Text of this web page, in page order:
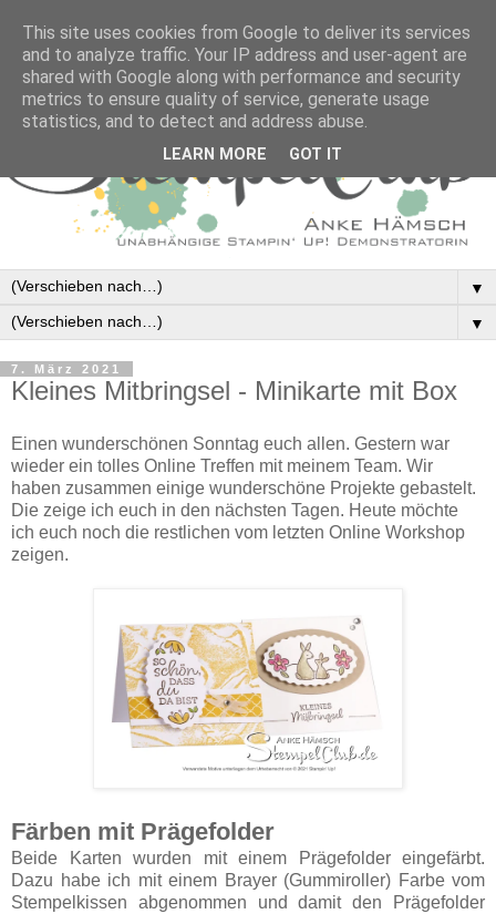
▼
▼
7. März 2021
Kleines Mitbringsel - Minikarte mit Box
Einen wunderschönen Sonntag euch allen. Gestern war
wieder ein tolles Online Treffen mit meinem Team. Wir
haben zusammen einige wunderschöne Projekte gebastelt.
Die zeige ich euch in den nächsten Tagen. Heute möchte
ich euch noch die restlichen vom letzten Online Workshop
zeigen.
Färben mit Prägefolder
Beide Karten wurden mit einem Prägefolder eingefärbt.
Dazu habe ich mit einem Brayer (Gummiroller) Farbe vom
Stempelkissen abgenommen und damit den Prägefolder
This site uses cookies from Google to deliver its services
and to analyze traffic. Your IP address and user-agent are
shared with Google along with performance and security
metrics to ensure quality of service, generate usage
statistics, and to detect and address abuse.
LEARN MORE GOT IT